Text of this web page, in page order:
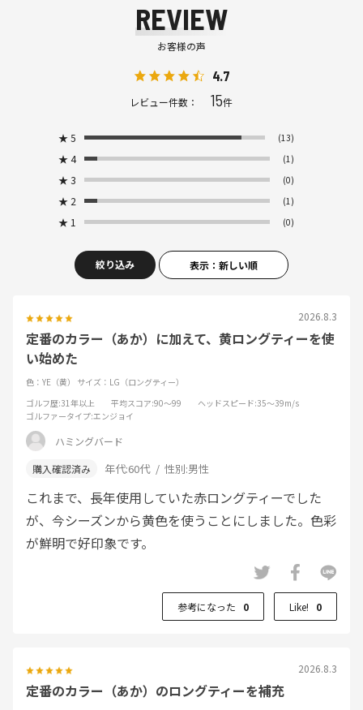
REVIEW
お客様の声
4.7
レビュー件数： 15件
★ 5 (13)
★ 4 (1)
★ 3 (0)
★ 2 (1)
★ 1 (0)
絞り込み 表示：新しい順
2026.8.3
定番のカラー（あか）に加えて、黄ロングティーを使
い始めた
色：YE（黄）
サイズ：LG（ロングティー）
ゴルフ歴:31年以上 平均スコア:90～99 ヘッドスピード:35～39m/s
ゴルファータイプ:エンジョイ
ハミングバード
年代:60代 性別:男性
これまで、長年使用していた赤ロングティーでした
が、今シーズンから黄色を使うことにしました。色彩
が鮮明で好印象です。
参考になった 0 Like! 0
2026.8.3
定番のカラー（あか）のロングティーを補充